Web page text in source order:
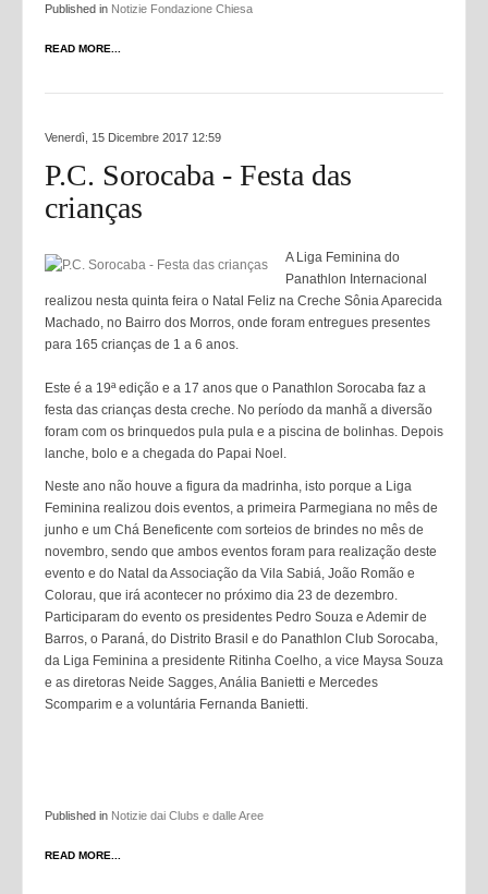
Published in Notizie Fondazione Chiesa
READ MORE...
Venerdì, 15 Dicembre 2017 12:59
P.C. Sorocaba - Festa das
crianças
A Liga Feminina do
Panathlon Internacional
realizou nesta quinta feira o Natal Feliz na Creche Sônia Aparecida
Machado, no Bairro dos Morros, onde foram entregues presentes
para 165 crianças de 1 a 6 anos.
Este é a 19ª edição e a 17 anos que o Panathlon Sorocaba faz a
festa das crianças desta creche. No período da manhã a diversão
foram com os brinquedos pula pula e a piscina de bolinhas. Depois
lanche, bolo e a chegada do Papai Noel.
Neste ano não houve a figura da madrinha, isto porque a Liga
Feminina realizou dois eventos, a primeira Parmegiana no mês de
junho e um Chá Beneficente com sorteios de brindes no mês de
novembro, sendo que ambos eventos foram para realização deste
evento e do Natal da Associação da Vila Sabiá, João Romão e
Colorau, que irá acontecer no próximo dia 23 de dezembro.
Participaram do evento os presidentes Pedro Souza e Ademir de
Barros, o Paraná, do Distrito Brasil e do Panathlon Club Sorocaba,
da Liga Feminina a presidente Ritinha Coelho, a vice Maysa Souza
e as diretoras Neide Sagges, Anália Banietti e Mercedes
Scomparim e a voluntária Fernanda Banietti.
Published in Notizie dai Clubs e dalle Aree
READ MORE...